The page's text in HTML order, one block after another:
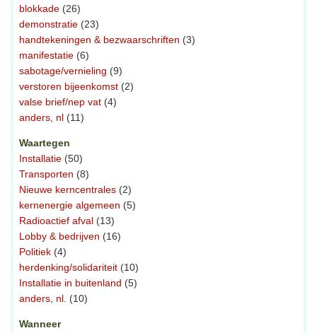
blokkade (26)
demonstratie (23)
handtekeningen & bezwaarschriften (3)
manifestatie (6)
sabotage/vernieling (9)
verstoren bijeenkomst (2)
valse brief/nep vat (4)
anders, nl (11)
Waartegen
Installatie (50)
Transporten (8)
Nieuwe kerncentrales (2)
kernenergie algemeen (5)
Radioactief afval (13)
Lobby & bedrijven (16)
Politiek (4)
herdenking/solidariteit (10)
Installatie in buitenland (5)
anders, nl. (10)
Wanneer